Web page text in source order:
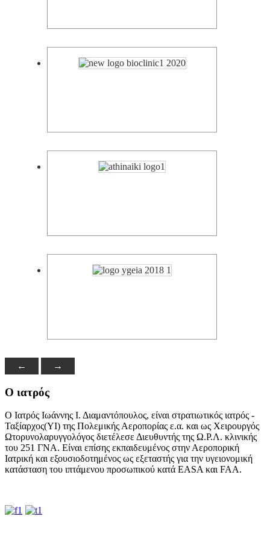
← →
Ο ιατρός
Ο Ιατρός Ιωάννης Ι. Διαμαντόπουλος, είναι στρατιωτικός ιατρός -
Ταξίαρχος(ΥΙ) της Πολεμικής Αεροπορίας ε.α. και ως Χειρουργός
Ωτορυνολαρυγγολόγος διετέλεσε Διευθυντής της Ω.Ρ.Λ. κλινικής
του 251 ΓΝΑ. Είναι επίσης εκπαιδευμένος στην Αεροπορική
Ιατρική και εξουσιοδοτημένος ως εξεταστής για την υγειονομική
κατάσταση του ιπτάμενου προσωπικού κατά EASA και FAA.